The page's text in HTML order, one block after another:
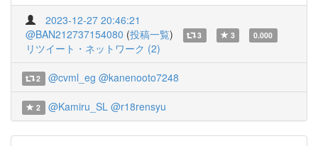
2023-12-27 20:46:21
@BAN212737154080 (投稿一覧) 3 3 0.000
リツイート・ネットワーク (2)
2 @cvml_eg @kanenooto7248
2 @Kamiru_SL @r18rensyu